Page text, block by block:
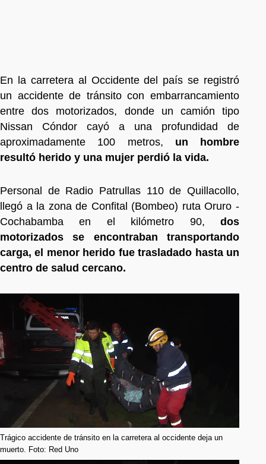
En la carretera al Occidente del país se registró
un accidente de tránsito con embarrancamiento
entre dos motorizados, donde un camión tipo
Nissan Cóndor cayó a una profundidad de
aproximadamente 100 metros, un hombre
resultó herido y una mujer perdió la vida.
Personal de Radio Patrullas 110 de Quillacollo,
llegó a la zona de Confital (Bombeo) ruta Oruro -
Cochabamba en el kilómetro 90, dos
motorizados se encontraban transportando
carga, el menor herido fue trasladado hasta un
centro de salud cercano.
Trágico accidente de tránsito en la carretera al occidente deja un
muerto. Foto: Red Uno